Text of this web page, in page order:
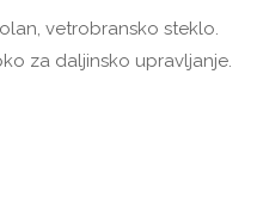
vetrobransko steklo.
za daljinsko upravljanje.